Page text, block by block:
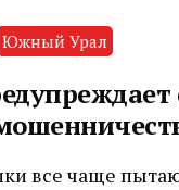
Южный Урал
все чаще